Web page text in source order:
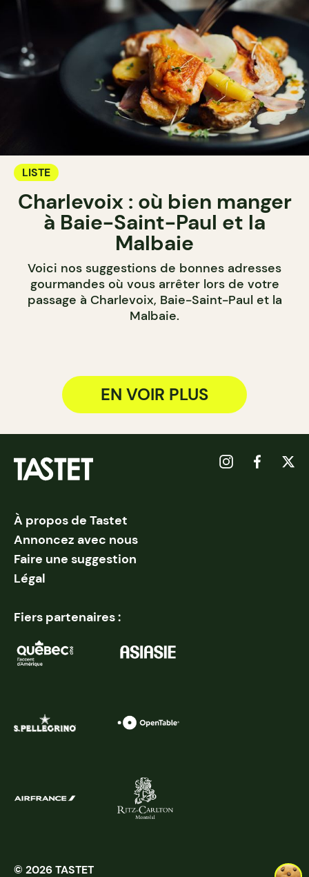
LISTE
Charlevoix : où bien manger
à Baie-Saint-Paul et la
Malbaie
Voici nos suggestions de bonnes adresses
gourmandes où vous arrêter lors de votre
passage à Charlevoix, Baie-Saint-Paul et la
Malbaie.
EN VOIR PLUS
À propos de Tastet
Annoncez avec nous
Faire une suggestion
Légal
Fiers partenaires :
© 2026 TASTET